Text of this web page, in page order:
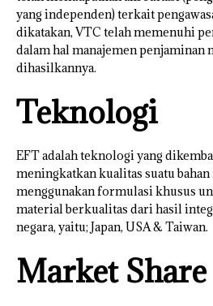
yang independen) terkait
dikatakan, VTC telah memenuhi
dalam hal manajemen penjaminan
dihasilkannya.
Teknologi
EFT adalah teknologi yang
meningkatkan kualitas suatu
menggunakan formulasi khusus
material berkualitas dari hasil
negara, yaitu; Japan, USA & Taiwan.
Market Share